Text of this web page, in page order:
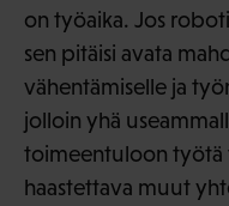
on työaika. Jos
sen pitäisi avata
vähentämiselle ja
jolloin yhä
toimeentuloon työtä
haastettava muut